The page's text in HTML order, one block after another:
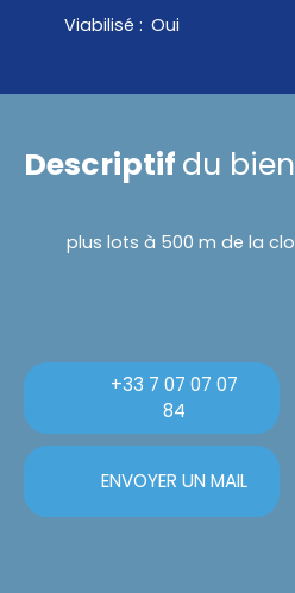
Viabilisé : Oui
Descriptif du bien
+33 7 07 07 07
84
ENVOYER UN MAIL